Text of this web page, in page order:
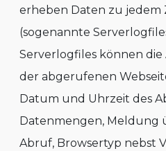
erheben Daten zu jedem
(sogenannte
Serverlogfiles können die
der abgerufenen
Datum und Uhrzeit des
Datenmengen, Meldung
Abruf, Browsertyp nebst